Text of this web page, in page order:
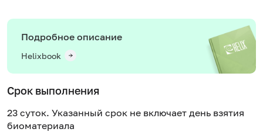
Подробное описание
Helixbook
Срок выполнения
23 суток. Указанный срок не включает день взятия
биоматериала